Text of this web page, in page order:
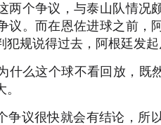
两个争议，与泰山队情
议。而在恩佐进球之前，
犯规说得过去，阿根廷发
什么这个球不看回放，既
争议很快就会有结论，所